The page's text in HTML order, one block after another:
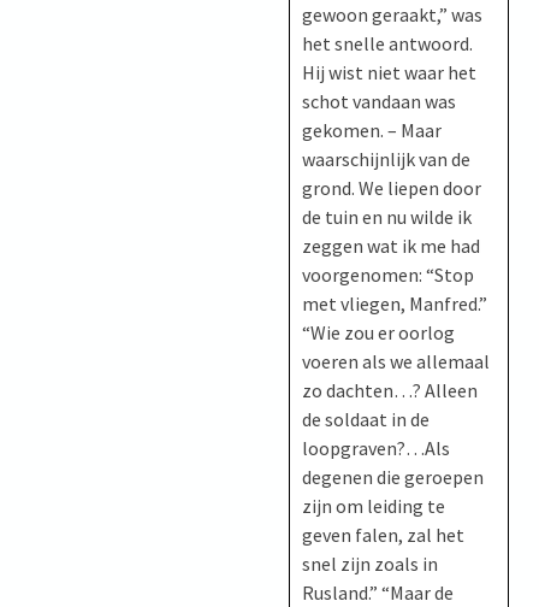
gewoon geraakt,” was
het snelle antwoord.
Hij wist niet waar het
schot vandaan was
gekomen. – Maar
waarschijnlijk van de
grond. We liepen door
de tuin en nu wilde ik
zeggen wat ik me had
voorgenomen: “Stop
met vliegen, Manfred.”
“Wie zou er oorlog
voeren als we allemaal
zo dachten…? Alleen
de soldaat in de
loopgraven?…Als
degenen die geroepen
zijn om leiding te
geven falen, zal het
snel zijn zoals in
Rusland.” “Maar de